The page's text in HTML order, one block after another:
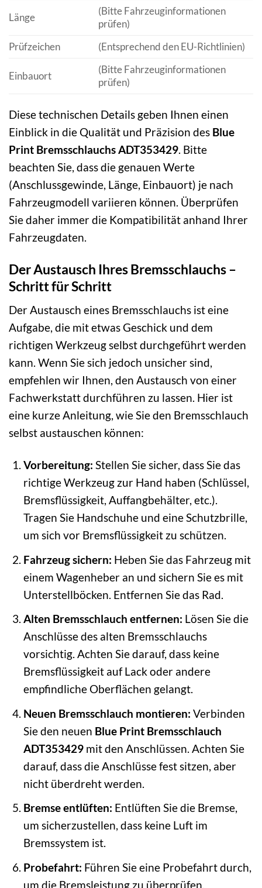
Länge
(Bitte Fahrzeuginformationen
prüfen)
Prüfzeichen
(Entsprechend den EU-Richtlinien)
Einbauort
(Bitte Fahrzeuginformationen
prüfen)
Diese technischen Details geben Ihnen einen
Einblick in die Qualität und Präzision des Blue
Print Bremsschlauchs ADT353429. Bitte
beachten Sie, dass die genauen Werte
(Anschlussgewinde, Länge, Einbauort) je nach
Fahrzeugmodell variieren können. Überprüfen
Sie daher immer die Kompatibilität anhand Ihrer
Fahrzeugdaten.
Der Austausch Ihres Bremsschlauchs –
Schritt für Schritt
Der Austausch eines Bremsschlauchs ist eine
Aufgabe, die mit etwas Geschick und dem
richtigen Werkzeug selbst durchgeführt werden
kann. Wenn Sie sich jedoch unsicher sind,
empfehlen wir Ihnen, den Austausch von einer
Fachwerkstatt durchführen zu lassen. Hier ist
eine kurze Anleitung, wie Sie den Bremsschlauch
selbst austauschen können:
Vorbereitung: Stellen Sie sicher, dass Sie das
richtige Werkzeug zur Hand haben (Schlüssel,
Bremsflüssigkeit, Auffangbehälter, etc.).
Tragen Sie Handschuhe und eine Schutzbrille,
um sich vor Bremsflüssigkeit zu schützen.
Fahrzeug sichern: Heben Sie das Fahrzeug mit
einem Wagenheber an und sichern Sie es mit
Unterstellböcken. Entfernen Sie das Rad.
Alten Bremsschlauch entfernen: Lösen Sie die
Anschlüsse des alten Bremsschlauchs
vorsichtig. Achten Sie darauf, dass keine
Bremsflüssigkeit auf Lack oder andere
empfindliche Oberflächen gelangt.
Neuen Bremsschlauch montieren: Verbinden
Sie den neuen Blue Print Bremsschlauch
ADT353429mit den Anschlüssen. Achten Sie
darauf, dass die Anschlüsse fest sitzen, aber
nicht überdreht werden.
Bremse entlüften: Entlüften Sie die Bremse,
um sicherzustellen, dass keine Luft im
Bremssystem ist.
Probefahrt: Führen Sie eine Probefahrt durch,
um die Bremsleistung zu überprüfen.